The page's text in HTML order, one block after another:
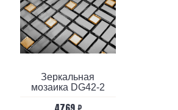
Зеркальная
мозаика DG42-2